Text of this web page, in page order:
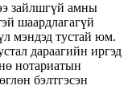
зайлшгүй амны
шаардлагагүй
мэндэд тустай юм.
дараагийн иргэд
нотариатын
бэлтгэсэн